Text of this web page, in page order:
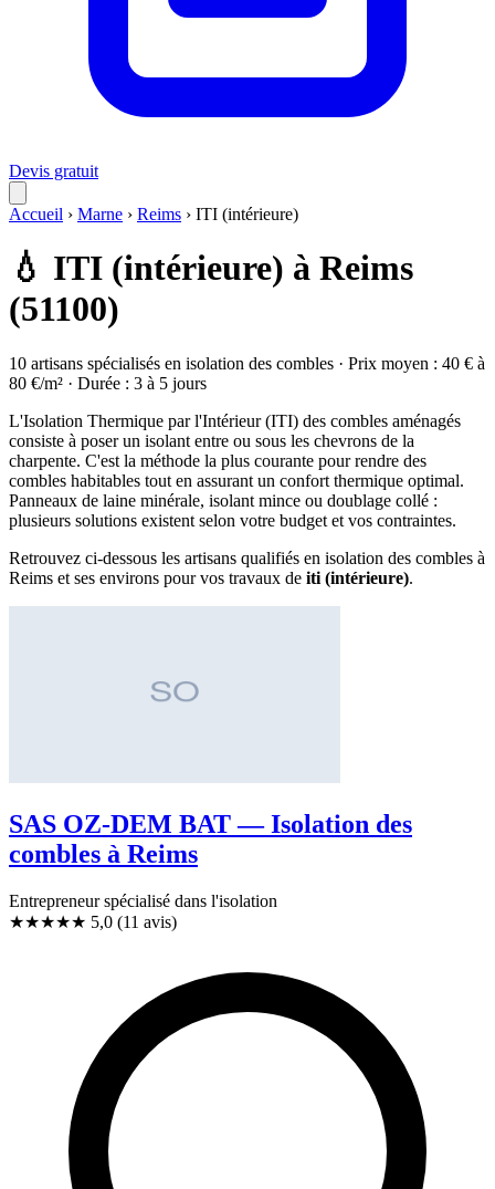
Devis gratuit
Accueil › Marne › Reims › ITI (intérieure)
💧 ITI (intérieure) à Reims
(51100)
10 artisans spécialisés en isolation des combles · Prix moyen : 40 € à
80 €/m² · Durée : 3 à 5 jours
L'Isolation Thermique par l'Intérieur (ITI) des combles aménagés
consiste à poser un isolant entre ou sous les chevrons de la
charpente. C'est la méthode la plus courante pour rendre des
combles habitables tout en assurant un confort thermique optimal.
Panneaux de laine minérale, isolant mince ou doublage collé :
plusieurs solutions existent selon votre budget et vos contraintes.
Retrouvez ci-dessous les artisans qualifiés en isolation des combles à
Reims et ses environs pour vos travaux de iti (intérieure).
SAS OZ-DEM BAT — Isolation des
combles à Reims
Entrepreneur spécialisé dans l'isolation
★★★★★ 5,0 (11 avis)